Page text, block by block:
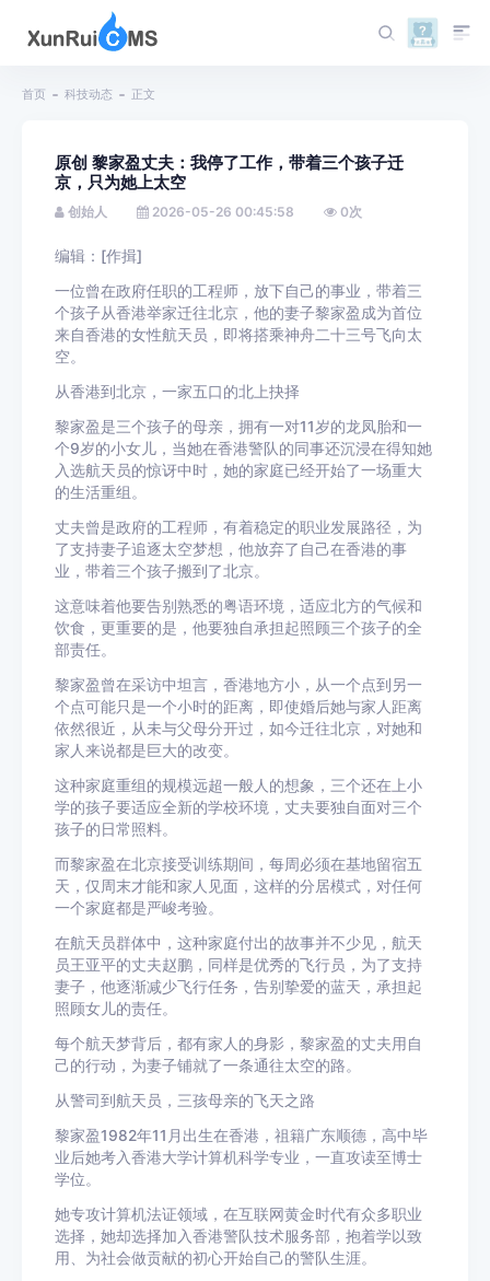
首页 科技动态 正文
原创 黎家盈丈夫：我停了工作，带着三个孩子迁
京，只为她上太空
创始人 2026-05-26 00:45:58 0次
编辑：[作揖]
一位曾在政府任职的工程师，放下自己的事业，带着三
个孩子从香港举家迁往北京 ，他的妻子黎家盈成为首位
来自香港的女性航天员，即将搭乘神舟二十三号飞向太
空。
从香港到北京，一家五口的北上抉择
黎家盈是三个孩子的母亲，拥有一对11岁的龙凤胎和一
个9岁的小女儿，当她在香港警队的同事还沉浸在得知她
入选航天员的惊讶中时，她的家庭已经开始了一场重大
的生活重组。
丈夫曾是政府的工程师，有着稳定的职业发展路径，为
了支持妻子追逐太空梦想，他放弃了自己在香港的事
业，带着三个孩子搬到了北京。
这意味着他要告别熟悉的粤语环境，适应北方的气候和
饮食，更重要的是，他要独自承担起照顾三个孩子的全
部责任。
黎家盈曾在采访中坦言，香港地方小，从一个点到另一
个点可能只是一个小时的距离，即使婚后她与家人距离
依然很近，从未与父母分开过，如今迁往北京，对她和
家人来说都是巨大的改变。
这种家庭重组的规模远超一般人的想象，三个还在上小
学的孩子要适应全新的学校环境，丈夫要独自面对三个
孩子的日常照料。
而黎家盈在北京接受训练期间，每周必须在基地留宿五
天，仅周末才能和家人见面，这样的分居模式，对任何
一个家庭都是严峻考验。
在航天员群体中，这种家庭付出的故事并不少见，航天
员王亚平的丈夫赵鹏，同样是优秀的飞行员，为了支持
妻子，他逐渐减少飞行任务，告别挚爱的蓝天，承担起
照顾女儿的责任。
每个航天梦背后，都有家人的身影，黎家盈的丈夫用自
己的行动，为妻子铺就了一条通往太空的路。
从警司到航天员，三孩母亲的飞天之路
黎家盈1982年11月出生在香港，祖籍广东顺德，高中毕
业后她考入香港大学计算机科学专业，一直攻读至博士
学位。
她专攻计算机法证领域，在互联网黄金时代有众多职业
选择，她却选择加入香港警队技术服务部，抱着学以致
用、为社会做贡献的初心开始自己的警队生涯。